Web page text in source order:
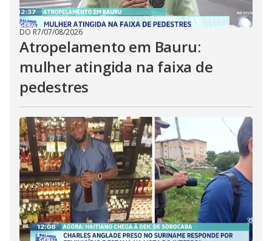
DO R7/07/08/2026
Atropelamento em Bauru:
mulher atingida na faixa de
pedestres